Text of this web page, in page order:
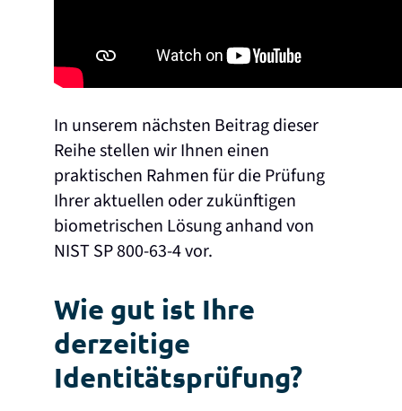
In unserem nächsten Beitrag dieser
Reihe stellen wir Ihnen einen
praktischen Rahmen für die Prüfung
Ihrer aktuellen oder zukünftigen
biometrischen Lösung anhand von
NIST SP 800-63-4 vor.
Wie gut ist Ihre
derzeitige
Identitätsprüfung?